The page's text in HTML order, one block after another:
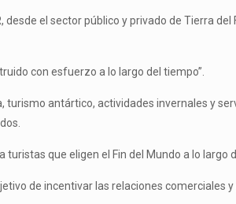
el sector público y privado de Tierra
con esfuerzo a lo largo del tiempo”.
antártico, actividades invernales y
que eligen el Fin del Mundo a lo largo
de incentivar las relaciones comerciales